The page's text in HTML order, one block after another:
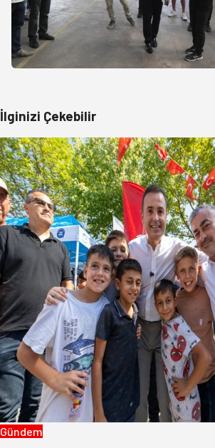
İlginizi Çekebilir
Gündem